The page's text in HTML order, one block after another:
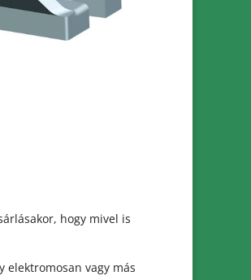
hogy mivel is
elektromosan vagy más